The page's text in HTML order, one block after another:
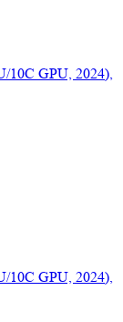
10C GPU, 2024),
10C GPU, 2024),